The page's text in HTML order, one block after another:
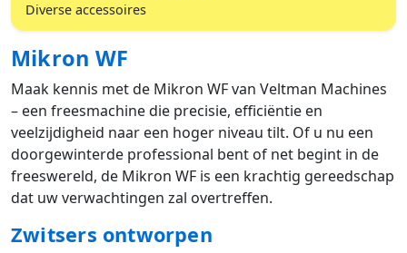
Diverse accessoires
Mikron WF
Maak kennis met de Mikron WF van Veltman Machines
– een freesmachine die precisie, efficiëntie en
veelzijdigheid naar een hoger niveau tilt. Of u nu een
doorgewinterde professional bent of net begint in de
freeswereld, de Mikron WF is een krachtig gereedschap
dat uw verwachtingen zal overtreffen.
Zwitsers ontworpen